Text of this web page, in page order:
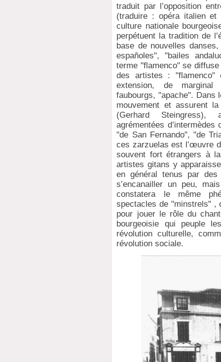
traduit par l’opposition
(traduire : opéra italien et
culture nationale
perpétuent la tradition de
base de nouvelles
españoles", "bailes
terme "flamenco" se diffuse
des artistes :
extension, de marginal
faubourgs, "apache". Dans
mouvement et assurent
(Gerhard Steingress),
agrémentées
"de San Fernando", "de
ces zarzuelas est l’œuvre
souvent fort étrangers à
artistes gitans y
en général tenus par
s’encanailler un peu,
constatera le même
spectacles de "minstrels" ,
pour jouer le rôle du
bourgeoisie qui peuple
révolution culturelle,
révolution sociale.